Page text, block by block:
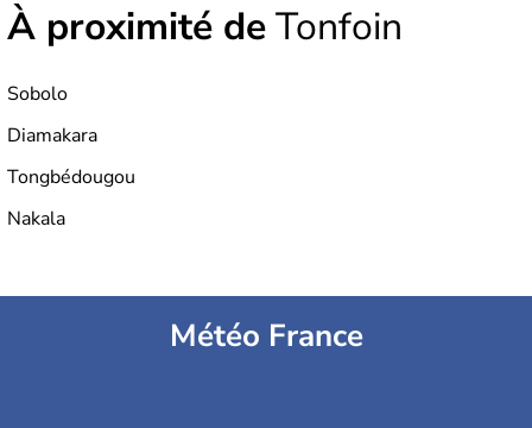
À proximité deTonfoin
Sobolo
Diamakara
Tongbédougou
Nakala
Météo France